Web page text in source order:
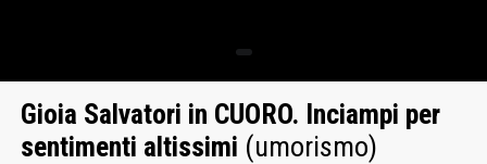
Gioia Salvatori in CUORO. Inciampi per
sentimenti altissimi (umorismo)